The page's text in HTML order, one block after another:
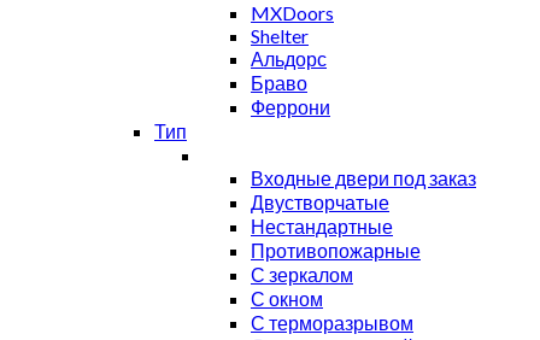
MXDoors
Shelter
Альдорс
Браво
Феррони
Тип
Входные двери под заказ
Двустворчатые
Нестандартные
Противопожарные
С зеркалом
С окном
С терморазрывом